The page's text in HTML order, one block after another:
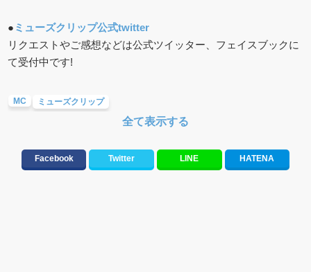
● ミューズクリップ公式twitter
リクエストやご感想などは公式ツイッター、フェイスブックに
て受付中です!
MC ミューズクリップ
ザ・ビートルズ EIGHT DAYS A WEEK -THE TOURING YEARS
全て表示する
Facebook Twitter LINE HATENA